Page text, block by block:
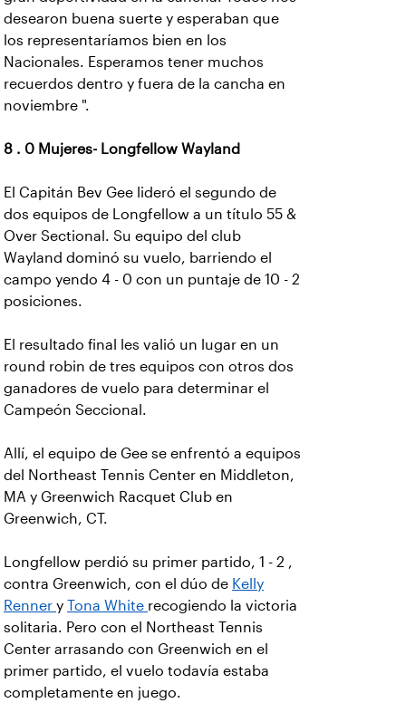
desearon buena suerte y esperaban que
los representaríamos bien en los
Nacionales. Esperamos tener muchos
recuerdos dentro y fuera de la cancha en
noviembre ".
8 . 0 Mujeres- Longfellow Wayland
El Capitán Bev Gee lideró el segundo de
dos equipos de Longfellow a un título 55 &
Over Sectional. Su equipo del club
Wayland dominó su vuelo, barriendo el
campo yendo 4 - 0 con un puntaje de 10 - 2
posiciones.
El resultado final les valió un lugar en un
round robin de tres equipos con otros dos
ganadores de vuelo para determinar el
Campeón Seccional.
Allí, el equipo de Gee se enfrentó a equipos
del Northeast Tennis Center en Middleton,
MA y Greenwich Racquet Club en
Greenwich, CT.
Longfellow perdió su primer partido, 1 - 2 ,
contra Greenwich, con el dúo de Kelly
Renner y Tona White recogiendo la victoria
solitaria. Pero con el Northeast Tennis
Center arrasando con Greenwich en el
primer partido, el vuelo todavía estaba
completamente en juego.